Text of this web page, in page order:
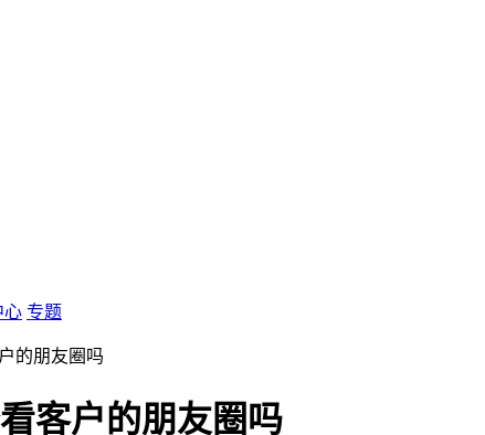
心 专题
的朋友圈吗
客户的朋友圈吗